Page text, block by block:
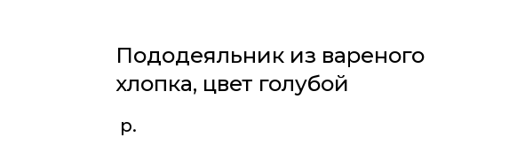
Пододеяльник из вареного
хлопка, цвет голубой
р.